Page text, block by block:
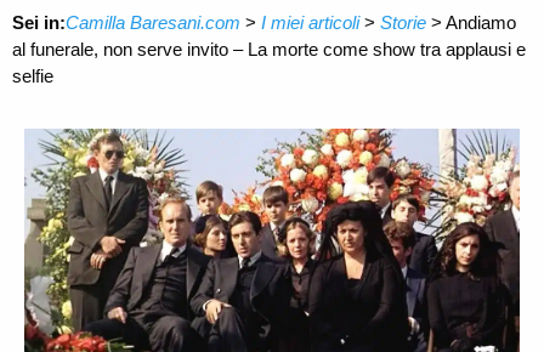
Sei in:Camilla Baresani.com > I miei articoli> Storie > Andiamo
al funerale, non serve invito – La morte come show tra applausi e
selfie